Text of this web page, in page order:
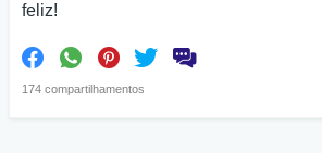
feliz!
174 compartilhamentos